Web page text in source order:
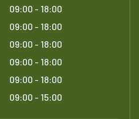
09:00 - 18:00
09:00 - 18:00
09:00 - 18:00
09:00 - 18:00
09:00 - 18:00
09:00 - 15:00